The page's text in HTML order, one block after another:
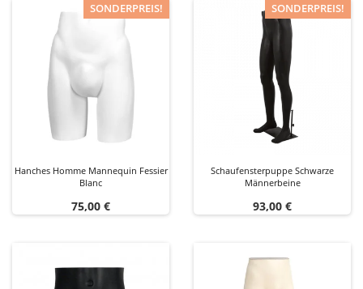
SONDERPREIS!
Hanches Homme Mannequin Fessier
Blanc
Preis
75,00 €
SONDERPREIS!
Schaufensterpuppe Schwarze
Männerbeine
Preis
93,00 €